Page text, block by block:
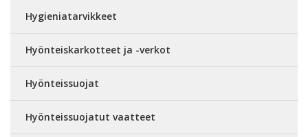
Hygieniatarvikkeet
Hyönteiskarkotteet ja -verkot
Hyönteissuojat
Hyönteissuojatut vaatteet